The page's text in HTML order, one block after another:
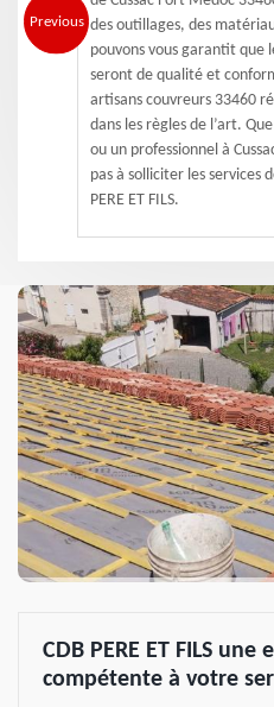
Previous des outillages, des
pouvons vous garantit que
seront de qualité et
artisans couvreurs 33460
dans les règles de l’art.
ou un professionnel à
pas à solliciter les services
PERE ET FILS.
CDB PERE ET FILS une
compétente à votre